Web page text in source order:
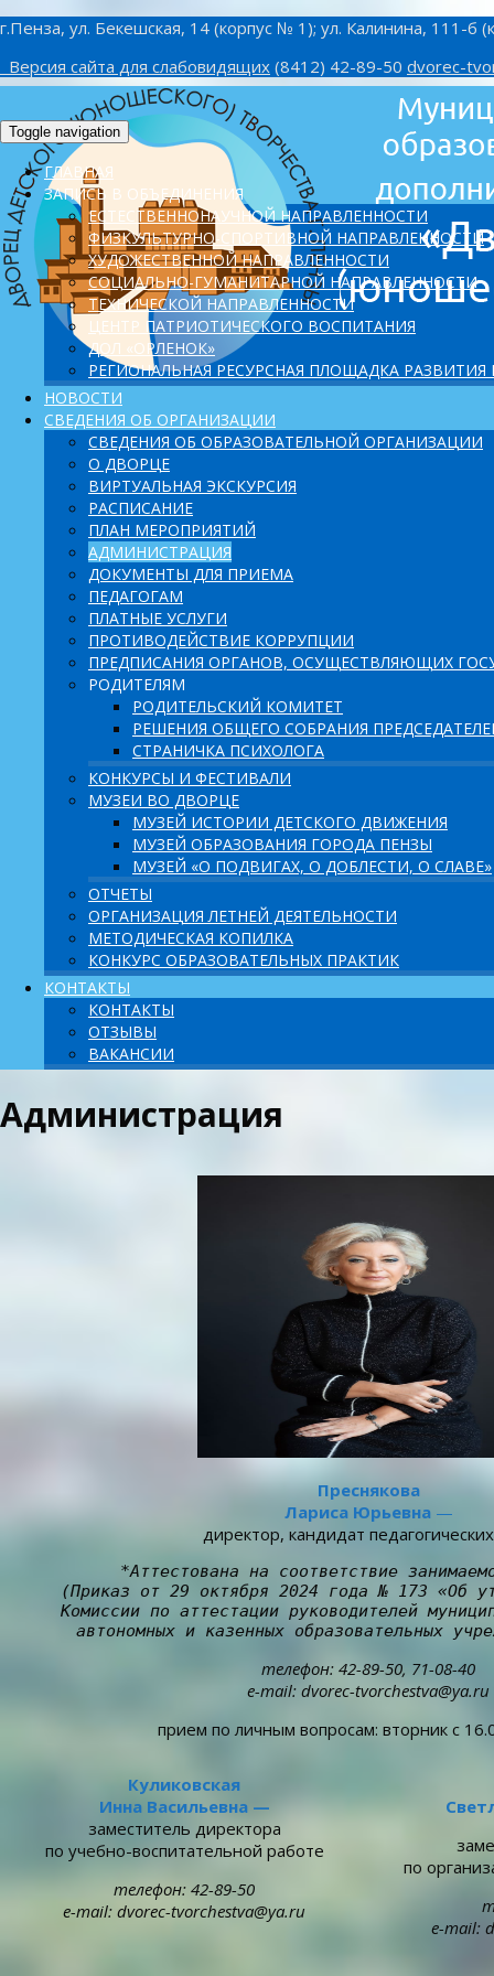
г.Пенза, ул. Бекешская, 14 (корпус № 1); ул. Калинина, 111-б
Версия сайта для слабовидящих (8412) 42-89-50 dvorec-
Toggle navigation
ГЛАВНАЯ
ЗАПИСЬ В ОБЪЕДИНЕНИЯ
ЕСТЕСТВЕННОНАУЧНОЙ НАПРАВЛЕННОСТИ
ФИЗКУЛЬТУРНО-СПОРТИВНОЙ НАПРАВЛЕННОСТИ
ХУДОЖЕСТВЕННОЙ НАПРАВЛЕННОСТИ
СОЦИАЛЬНО-ГУМАНИТАРНОЙ НАПРАВЛЕННОСТИ
ТЕХНИЧЕСКОЙ НАПРАВЛЕННОСТИ
ЦЕНТР ПАТРИОТИЧЕСКОГО ВОСПИТАНИЯ
ДОЛ «ОРЛЕНОК»
PЕГИОНАЛЬНАЯ РЕСУРСНАЯ ПЛОЩАДКА
НОВОСТИ
СВЕДЕНИЯ ОБ ОРГАНИЗАЦИИ
СВЕДЕНИЯ ОБ ОБРАЗОВАТЕЛЬНОЙ ОРГАНИЗАЦИИ
О ДВОРЦЕ
ВИРТУАЛЬНАЯ ЭКСКУРСИЯ
РАСПИСАНИЕ
ПЛАН МЕРОПРИЯТИЙ
АДМИНИСТРАЦИЯ
ДОКУМЕНТЫ ДЛЯ ПРИЕМА
ПЕДАГОГАМ
ПЛАТНЫЕ УСЛУГИ
ПРОТИВОДЕЙСТВИЕ КОРРУПЦИИ
ПРЕДПИСАНИЯ ОРГАНОВ, ОСУЩЕСТВЛЯЮЩИХ
РОДИТЕЛЯМ
РОДИТЕЛЬСКИЙ КОМИТЕТ
РЕШЕНИЯ ОБЩЕГО СОБРАНИЯ
СТРАНИЧКА ПСИХОЛОГА
КОНКУРСЫ И ФЕСТИВАЛИ
МУЗЕИ ВО ДВОРЦЕ
МУЗЕЙ ИСТОРИИ ДЕТСКОГО ДВИЖЕНИЯ
МУЗЕЙ ОБРАЗОВАНИЯ ГОРОДА ПЕНЗЫ
МУЗЕЙ «О ПОДВИГАХ, О ДОБЛЕСТИ, О СЛАВЕ»
ОТЧЕТЫ
ОРГАНИЗАЦИЯ ЛЕТНЕЙ ДЕЯТЕЛЬНОСТИ
МЕТОДИЧЕСКАЯ КОПИЛКА
КОНКУРС ОБРАЗОВАТЕЛЬНЫХ ПРАКТИК
КОНТАКТЫ
КОНТАКТЫ
ОТЗЫВЫ
ВАКАНСИИ
Администрация
Преснякова
Лариса Юрьевна —
директор, кандидат
*Аттестована на соответствие
(Приказ от 29 октября 2024 года № 173 «Об
Комиссии по аттестации руководителей
автономных и казенных образовательных
телефон: 42-89-50, 71-08-40
e-mail: dvorec-tvorchestva@ya.ru
прием по личным вопросам: вторник с
Куликовская
Инна Васильевна —
заместитель директора
по учебно-воспитательной работе
телефон: 42-89-50
e-mail: dvorec-tvorchestva@ya.ru
по
e-mail: